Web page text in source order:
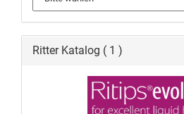
Ritter Katalog ( 1 )